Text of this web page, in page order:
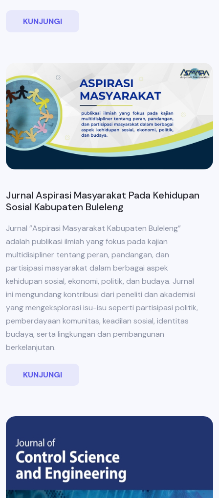
KUNJUNGI
Jurnal Aspirasi Masyarakat Pada Kehidupan
Sosial Kabupaten Buleleng
Jurnal ”Aspirasi Masyarakat Kabupaten Buleleng”
adalah publikasi ilmiah yang fokus pada kajian
multidisipliner tentang peran, pandangan, dan
partisipasi masyarakat dalam berbagai aspek
kehidupan sosial, ekonomi, politik, dan budaya. Jurnal
ini mengundang kontribusi dari peneliti dan akademisi
yang mengeksplorasi isu-isu seperti partisipasi politik,
pemberdayaan komunitas, keadilan sosial, identitas
budaya, serta lingkungan dan pembangunan
berkelanjutan.
KUNJUNGI